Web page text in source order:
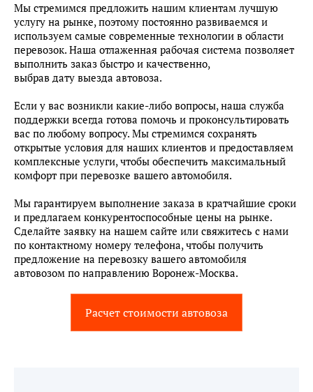
Мы стремимся предложить нашим клиентам лучшую
услугу на рынке, поэтому постоянно развиваемся и
используем самые современные технологии в области
перевозок. Наша отлаженная рабочая система позволяет
выполнить заказ быстро и качественно,
выбрав дату выезда автовоза.
Если у вас возникли какие-либо вопросы, наша служба
поддержки всегда готова помочь и проконсультировать
вас по любому вопросу. Мы стремимся сохранять
открытые условия для наших клиентов и предоставляем
комплексные услуги, чтобы обеспечить максимальный
комфорт при перевозке вашего автомобиля.
Мы гарантируем выполнение заказа в кратчайшие сроки
и предлагаем конкурентоспособные цены на рынке.
Сделайте заявку на нашем сайте или свяжитесь с нами
по контактному номеру телефона, чтобы получить
предложение на перевозку вашего автомобиля
автовозом по направлению Воронеж-Москва.
Расчет стоимости автовоза